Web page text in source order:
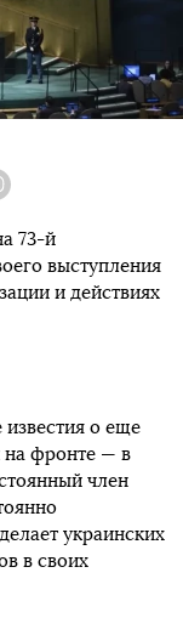
73-й
выступления
и действиях
о еще
на фронте — в
член
украинских
в своих